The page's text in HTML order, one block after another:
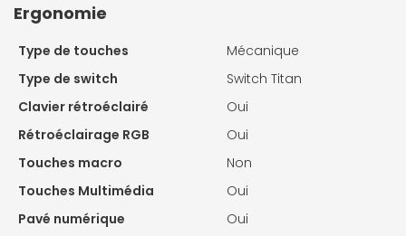
Ergonomie
Type de touches
Mécanique
Type de switch
Switch Titan
Clavier rétroéclairé
Oui
Rétroéclairage RGB
Oui
Touches macro
Non
Touches Multimédia
Oui
Pavé numérique
Oui